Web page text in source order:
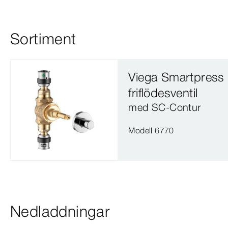
Sortiment
Viega
friflödesventil
med SC‑Contur
Modell 6770
Nedladdningar